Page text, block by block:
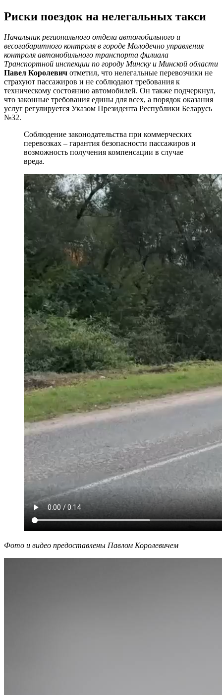
Риски поездок на нелегальных такси
Начальник регионального отдела автомобильного и
весогабаритного контроля в городе Молодечно управления
контроля автомобильного транспорта филиала
Транспортной инспекции по городу Минску и Минской области
Павел Королевич отметил, что нелегальные перевозчики не
страхуют пассажиров и не соблюдают требования к
техническому состоянию автомобилей. Он также подчеркнул,
что законные требования едины для всех, а порядок оказания
услуг регулируется Указом Президента Республики Беларусь
№32.
Соблюдение законодательства при коммерческих
перевозках – гарантия безопасности пассажиров и
возможность получения компенсации в случае
вреда.
Фото и видео предоставлены Павлом Королевичем